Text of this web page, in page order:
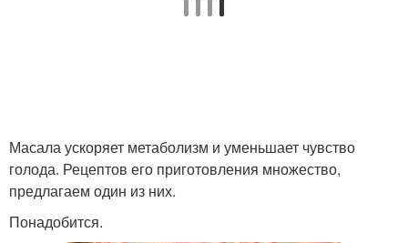
Масала ускоряет метаболизм и уменьшает чувство
голода. Рецептов его приготовления множество,
предлагаем один из них.
Понадобится.